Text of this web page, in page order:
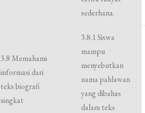
sederhana.
3.8 Memahami
informasi dari
teks biografi
singkat
3.8.1 Siswa
mampu
menyebutkan
nama pahlawan
yang dibahas
dalam teks